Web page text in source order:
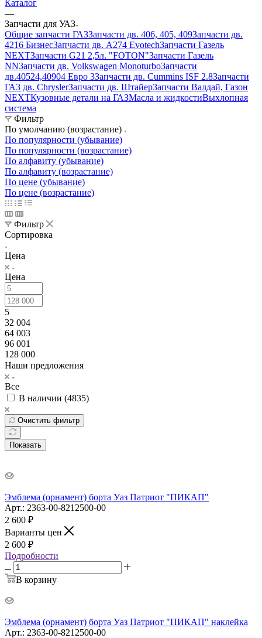
Каталог
—
Запчасти для УАЗ
Общие запчасти ГАЗЗапчасти дв. 406, 405, 409Запчасти дв.
4216 БизнесЗапчасти дв. A274 EvotechЗапчасти Газель
NEXTЗапчасти G21 2,5л. "FOTON"Запчасти Газель
NNЗапчасти дв. Volkswagen MonoturboЗапчасти
дв.40524,40904 Евро 3Запчасти дв. Cummins ISF 2.8Запчасти
ГАЗ дв. ChryslerЗапчасти дв. ШтайерЗапчасти Валдай, Газон
NEXTКузовные детали на ГАЗМасла и жидкостиВыхлопная
система
Фильтр
По умолчанию (возрастание)
По популярности (убывание)
По популярности (возрастание)
По алфавиту (убывание)
По алфавиту (возрастание)
По цене (убывание)
По цене (возрастание)
Фильтр
Сортировка
Цена
Цена
5
32 004
64 003
96 001
128 000
Наши предложения
Все
В наличии (4835)
Очистить фильтр
Показать
Эмблема (орнамент) борта Уаз Патриот "ПИКАП"
Арт.: 2363-00-8212500-00
2 600 ₽
Варианты цен
2 600 ₽
Подробности
В корзину
Эмблема (орнамент) борта Уаз Патриот "ПИКАП" наклейка
Арт.: 2363-00-8212500-00